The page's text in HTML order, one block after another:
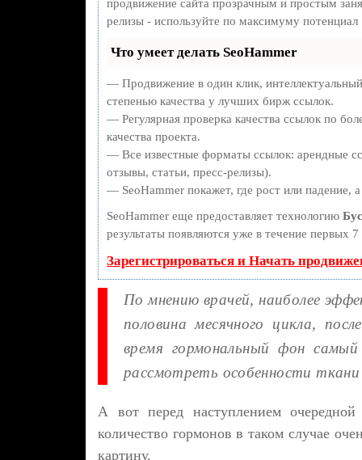
продвижение сайта прозрачным и простым
релизы - используйте по максимуму
Что умеет делать SeoHammer
— Продвижение в один клик,
степенью качества у лучших бирж ссылок.
— Регулярная проверка качества ссылок по
качества проекта.
— Все известные форматы ссылок: арендные
отзывы, статьи, пресс-релизы).
— SeoHammer покажет, где рост или падение,
SeoHammer еще предоставляет технологию
результаты появляются уже в течение первых
Зарегистрироваться и Начать
По мнению врачей, наиболее
половина месячного цикла,
время гормональный фон
рассмотреть особенности
А вот перед наступлением
количество гормонов в таком случае
картину.